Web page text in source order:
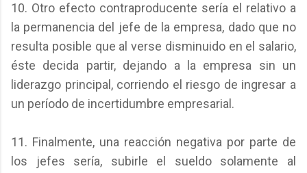
10. Otro efecto contraproducente sería el relativo a
la permanencia del jefe de la empresa, dado que no
resulta posible que al verse disminuido en el salario,
éste decida partir, dejando a la empresa sin un
liderazgo principal, corriendo el riesgo de ingresar a
un período de incertidumbre empresarial.
11. Finalmente, una reacción negativa por parte de
los jefes sería, subirle el sueldo solamente al